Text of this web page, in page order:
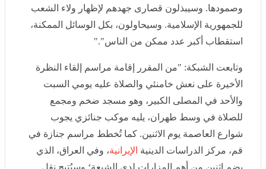
قصارى جهدهم لإظهار ولاء الشعب للجمهورية الإسلامية.
وسيحاولون، بكل الوسائل الممكنة، استقطاب أكبر عدد
ممكن من الناس"."
وتابعت الشبكة: "من المقرر إقامة مراسم إلقاء النظرة
الأخيرة على نعش خامنئي والصلاة عليه يومي السبت والأحد
في المصلى الكبير، وهو مسجد ضخم ومجمع للصلاة في
وسط طهران، يليه موكب جنائزي يجوب شوارع العاصمة يوم
الاثنين. كما تُخطط مراسم جنازة في قم، مركز الدراسات
الدينية
الإيرانية
، وفي العراق، الذي يضم اثنين من أهم
المزارات لدى الشيعة؛ وسيُتيح نقل مراسم جنازة خامنئي